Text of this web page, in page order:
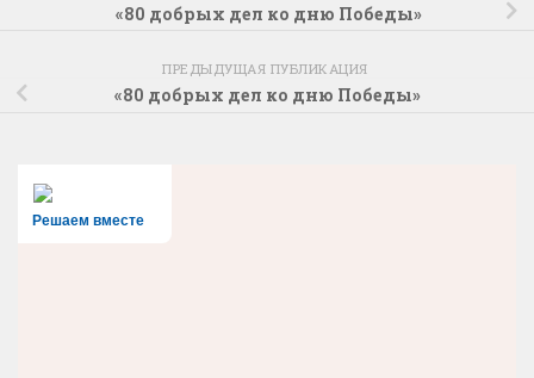
«80 добрых дел ко дню Победы»
ПРЕДЫДУЩАЯ ПУБЛИКАЦИЯ
«80 добрых дел ко дню Победы»
Решаем вместе